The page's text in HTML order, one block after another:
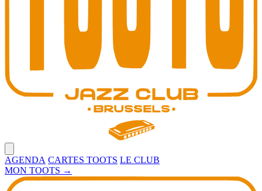
AGENDA CARTES TOOTS LE CLUB
MON TOOTS →
Toots Jazz Club